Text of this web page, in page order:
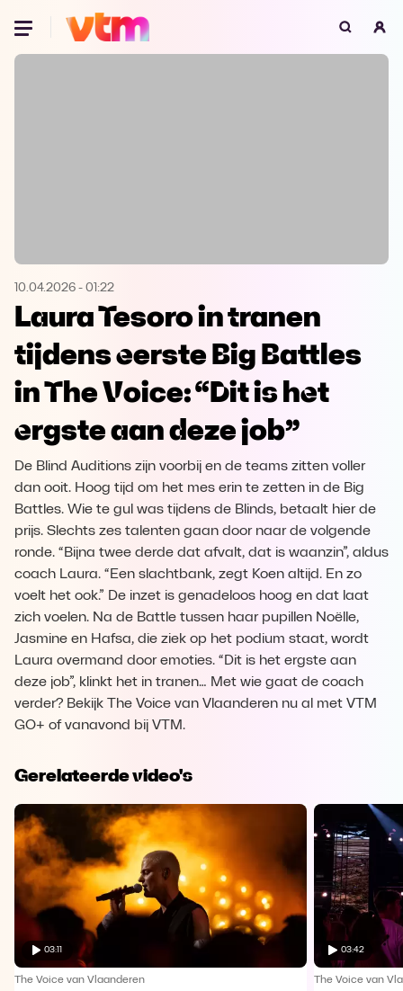
Oeps, browser niet ondersteund
Microsoft Edge Download
Opera Download
10.04.2026 - 01:22
Laura Tesoro in tranen
tijdens eerste Big Battles
in The Voice: “Dit is het
ergste aan deze job”
De Blind Auditions zijn voorbij en de teams zitten voller
dan ooit. Hoog tijd om het mes erin te zetten in de Big
Battles. Wie te gul was tijdens de Blinds, betaalt hier de
prijs. Slechts zes talenten gaan door naar de volgende
ronde. “Bijna twee derde dat afvalt, dat is waanzin”, aldus
coach Laura. “Een slachtbank, zegt Koen altijd. En zo
voelt het ook.” De inzet is genadeloos hoog en dat laat
zich voelen. Na de Battle tussen haar pupillen Noëlle,
Jasmine en Hafsa, die ziek op het podium staat, wordt
Laura overmand door emoties. “Dit is het ergste aan
deze job”, klinkt het in tranen… Met wie gaat de coach
verder? Bekijk The Voice van Vlaanderen nu al met VTM
GO+ of vanavond bij VTM.
Gerelateerde video's
03:11
The Voice van Vlaanderen
03:42
The Voice van